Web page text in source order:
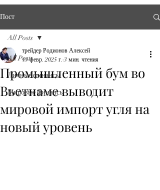
Пост
All Posts
Личные финансы
Мировые финансы
All Posts
Промышленный бум во
Вьетнаме выводит
мировой импорт угля на
новый уровень
трейдер Родионов Алексей
13 февр. 2025 г. 3 мин. чтения